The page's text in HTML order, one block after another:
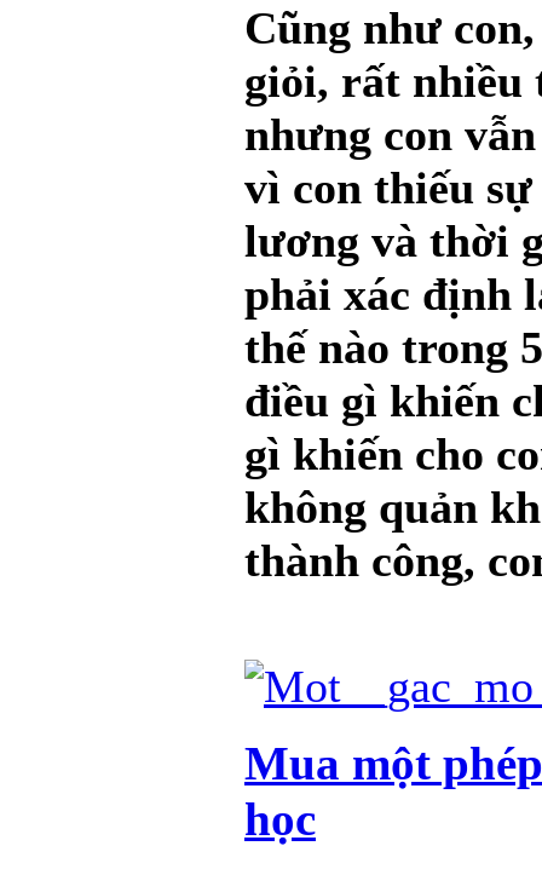
Cũng như
giỏi, rất nhiều
nhưng con
vì con thiếu
lương và thời
phải xác định
thế nào trong
điều gì khiến
gì khiến cho
không quản
thành công,
Mua một
học